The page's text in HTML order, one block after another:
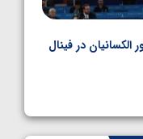
در فینال